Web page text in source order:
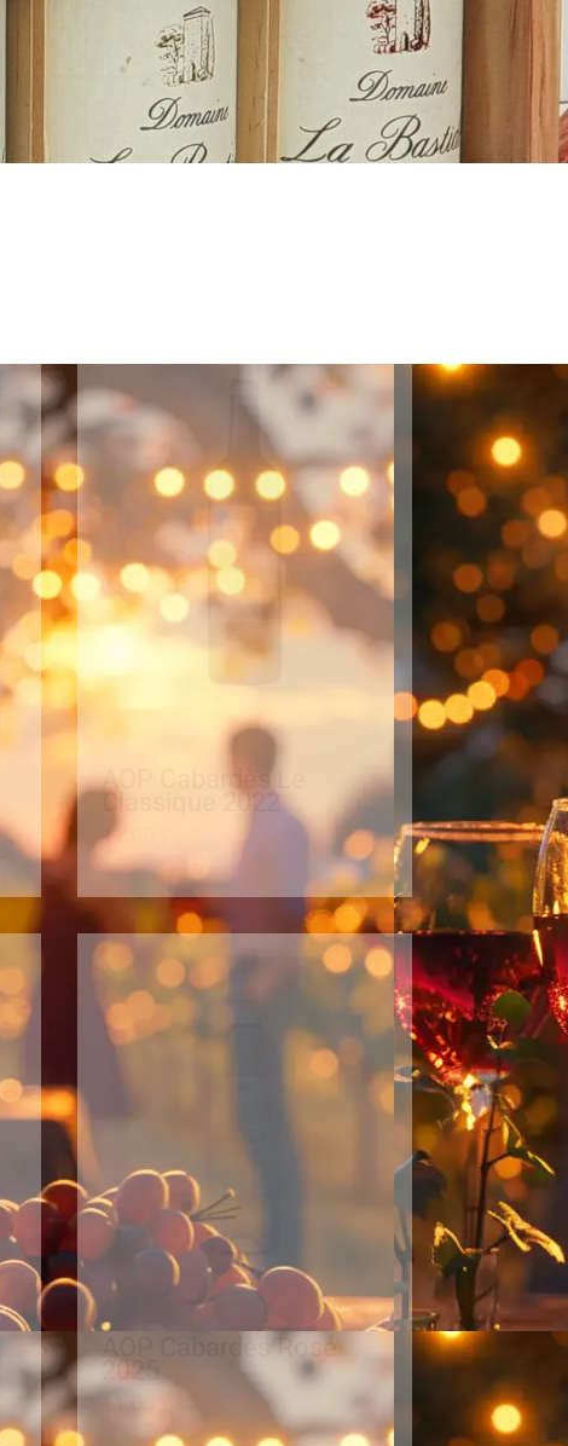
AOP Cabardès
AOP Cabardès Le
Classique 2022
12,00
AOP Cabardès
AOP Cabardès Rosé
2025
11,00